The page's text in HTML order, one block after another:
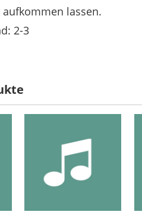
lassen.
2-3